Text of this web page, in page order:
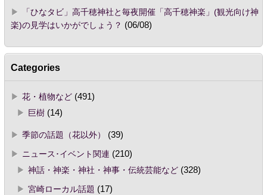
「ひなタビ」高千穂神社と毎夜開催「高千穂神楽」(観光向け神
楽)の見学はいかがでしょう？ (06/08)
Categories
花・植物など(491)
巨樹(14)
季節の話題（花以外）
(39)
ニュース･イベント関連 (210)
神話・神楽・神社・神事・伝統芸能など(328)
宮崎ローカル話題 (17)